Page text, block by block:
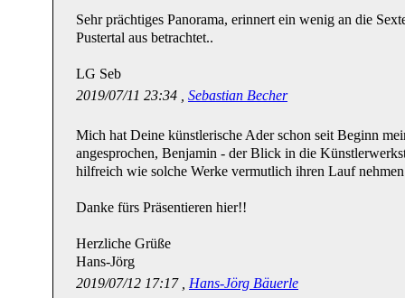
Sehr prächtiges Panorama, erinnert ein wenig an die
Pustertal aus betrachtet..
LG Seb
2019/07/11 23:34 , Sebastian Becher
Mich hat Deine künstlerische Ader schon seit Beginn
angesprochen, Benjamin - der Blick in die
hilfreich wie solche Werke vermutlich ihren Lauf
Danke fürs Präsentieren hier!!
Herzliche Grüße
Hans-Jörg
2019/07/12 17:17 , Hans-Jörg Bäuerle